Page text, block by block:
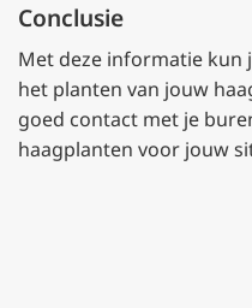
Conclusie
Met deze informatie kun
het planten van jouw
goed contact met je
haagplanten voor jouw